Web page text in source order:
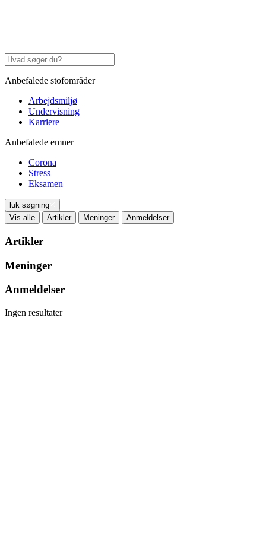
Anbefalede stofområder
Arbejdsmiljø
Undervisning
Karriere
Anbefalede emner
Corona
Stress
Eksamen
luk søgning
Vis alle
Artikler Meninger Anmeldelser
Artikler
Meninger
Anmeldelser
Ingen resultater